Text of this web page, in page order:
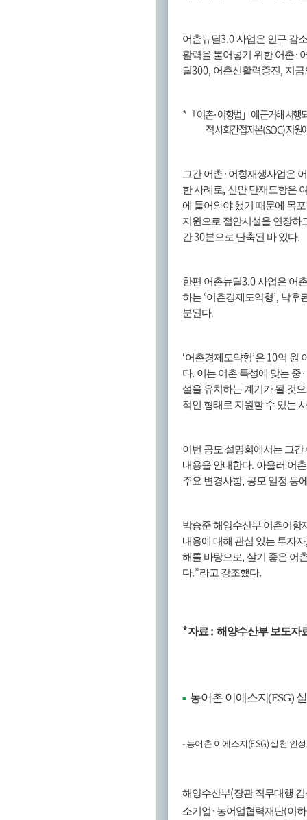
어촌뉴딜3.0사업은 인구 감소
활력을 불어넣기 위한 어촌·
딜300, 어촌신활력증진 , 지금
* 「어촌·어항법」 에 근거해 시행
적 사회간접자본(SOC)지원
그간 어촌· 어항재생사업은
한 사례로, 신안 만재도항은
에 들어와야 했기 때문에 목
지원으로 접안시설을 연장하
간30분으로 단축된 바 있다.
한편 어촌뉴딜3.0사업은 어
하는 ‘어촌경제도약형’, 낙후
분된다.
‘어촌경제도약형’은 10억 원
다. 이는 어촌 특성에 맞는 중·
설을 유치하는 계기가 될 것
적인 형태로 지원할 수 있는
이번 공모 설명회에서는 그간
내용을 안내한다. 아울러 어
주요 변경사항, 공모 일정 등
박승준 해양수산부 어촌어
내용에 대해 관심 있는 투자자
해를 바탕으로, 살기 좋은 어
다.”라고 강조했다.
*자료 : 해양수산부 보도자
■ 농어촌 이에스지(ESG)
- 농어촌 이에스지 (ESG) 실천 인
해양수산부(장관 직무대행
소기업 · 농어업협력재단(이